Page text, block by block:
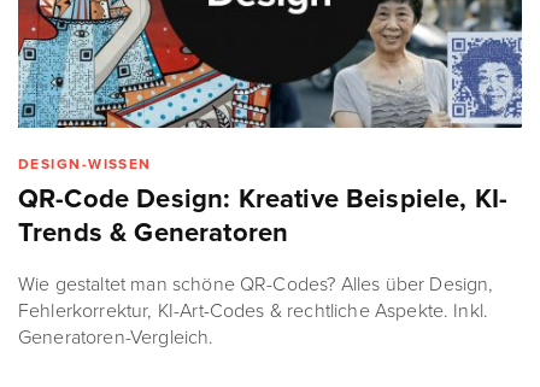
DESIGN-WISSEN
QR-Code Design: Kreative Beispiele, KI-
Trends & Generatoren
Wie gestaltet man schöne QR-Codes? Alles über Design,
Fehlerkorrektur, KI-Art-Codes & rechtliche Aspekte. Inkl.
Generatoren-Vergleich.